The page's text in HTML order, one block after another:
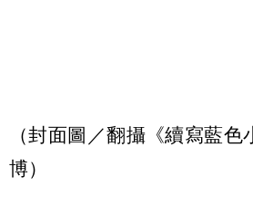
（封面圖／翻攝《續寫藍
博）